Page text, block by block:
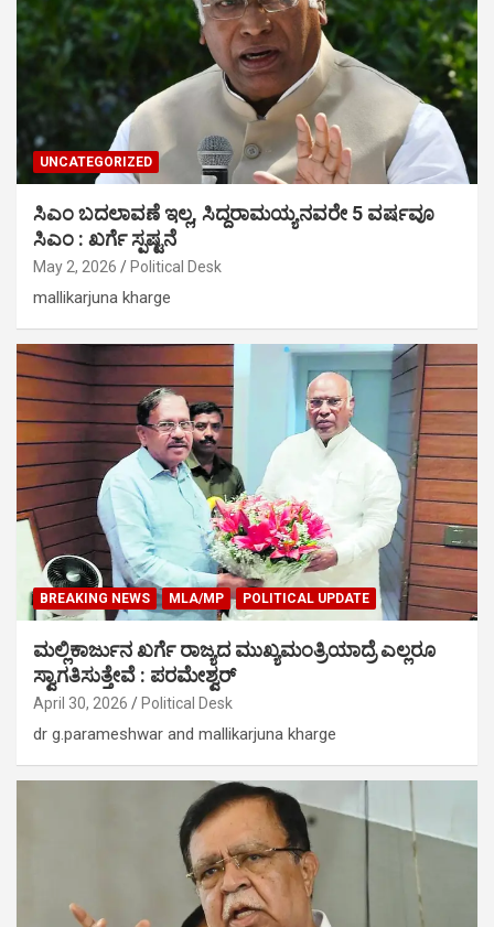
UNCATEGORIZED
ಸಿಎಂ ಬದಲಾವಣೆ ಇಲ್ಲ, ಸಿದ್ದರಾಮಯ್ಯನವರೇ 5 ವರ್ಷವೂ
ಸಿಎಂ : ಖರ್ಗೆ ಸ್ಪಷ್ಟನೆ
May 2, 2026 Political Desk
mallikarjuna kharge
BREAKING NEWS MLA/MP POLITICAL UPDATE
ಮಲ್ಲಿಕಾರ್ಜುನ ಖರ್ಗೆ ರಾಜ್ಯದ ಮುಖ್ಯಮಂತ್ರಿಯಾದ್ರೆ ಎಲ್ಲರೂ
ಸ್ವಾಗತಿಸುತ್ತೇವೆ : ಪರಮೇಶ್ವರ್
April 30, 2026 Political Desk
dr g.parameshwar and mallikarjuna kharge